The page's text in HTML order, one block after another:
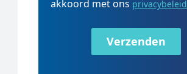
akkoord met ons privacybeleid
Verzenden